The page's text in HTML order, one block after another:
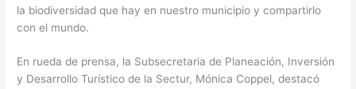
la biodiversidad que hay en nuestro municipio y compartirlo
con el mundo.
En rueda de prensa, la Subsecretaria de Planeación, Inversión
y Desarrollo Turístico de la Sectur, Mónica Coppel, destacó